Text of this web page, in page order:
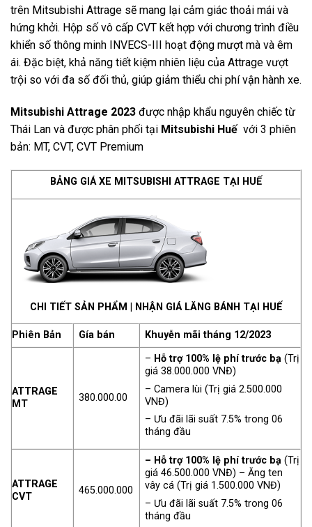
trên Mitsubishi Attrage sẽ mang lại cảm giác thoải mái và
hứng khởi. Hộp số vô cấp CVT kết hợp với chương trình điều
khiển số thông minh INVECS-III hoạt động mượt mà và êm
ái. Đặc biệt, khả năng tiết kiệm nhiên liệu của Attrage vượt
trội so với đa số đối thủ, giúp giảm thiểu chi phí vận hành xe.
Mitsubishi Attrage 2023 được nhập khẩu nguyên chiếc từ
Thái Lan và được phân phối tại Mitsubishi Huế với 3 phiên
bản: MT, CVT, CVT Premium
BẢNG GIÁ XE MITSUBISHI ATTRAGE TẠI HUẾ
CHI TIẾT SẢN PHẨM NHẬN GIÁ LĂNG BÁNH TẠI HUẾ
Phiên Bản Gía bán Khuyễn mãi tháng 12/2023
ATTRAGE
MT
380.000.00
– Hỗ trợ 100% lệ phí trước bạ (Trị
giá 38.000.000 VNĐ)
– Camera lùi (Trị giá 2.500.000
VNĐ)
– Ưu đãi lãi suất 7.5% trong 06
tháng đầu
ATTRAGE
CVT
465.000.000
– Hỗ trợ 100% lệ phí trước bạ (Trị
giá 46.500.000 VNĐ) – Ăng ten
vây cá (Trị giá 1.500.000 VNĐ)
– Ưu đãi lãi suất 7.5% trong 06
tháng đầu